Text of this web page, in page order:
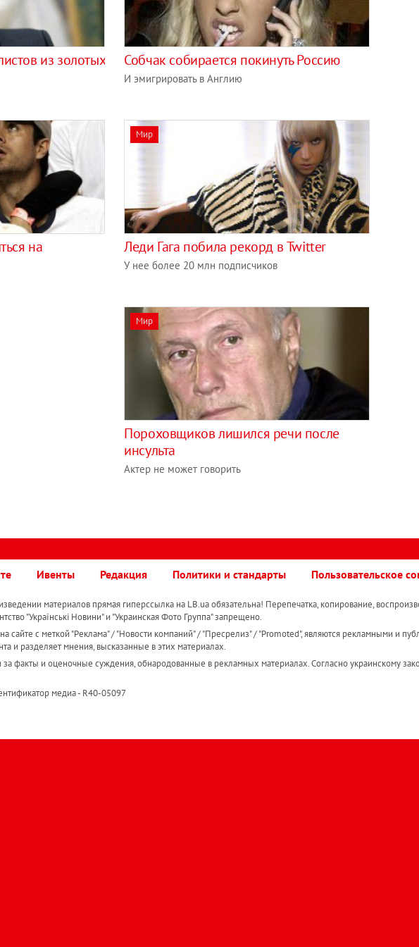
из золотых
Собчак собирается покинуть Россию
И эмигрировать в Англию
на
Мир
Леди Гага побила рекорд в Twitter
У нее более 20 млн подписчиков
Мир
Пороховщиков лишился речи после
инсульта
Актер не может говорить
Ивенты Редакция Политики и стандарты Пользовательское
материалов прямая гиперссылка на LB.ua обязательна! Перепечатка, копирование,
"Українськi Новини" и "Украинская Фото Группа" запрещено.
сайте с меткой "Реклама" / "Новости компаний" / "Пресрелиз" / "Promoted", являются рекламными и
и разделяет мнения, высказанные в этих материалах.
за факты и оценочные суждения, обнародованные в рекламных материалах. Согласно украинскому
медиа - R40-05097